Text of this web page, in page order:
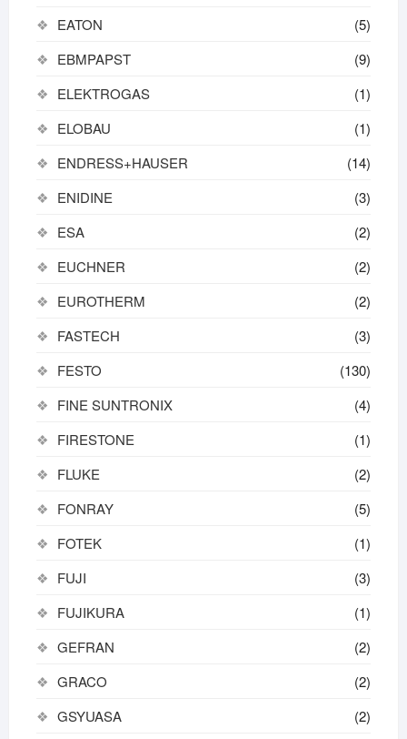
EATON
(5)
EBMPAPST
(9)
ELEKTROGAS
(1)
ELOBAU
(1)
ENDRESS+HAUSER
(14)
ENIDINE
(3)
ESA
(2)
EUCHNER
(2)
EUROTHERM
(2)
FASTECH
(3)
FESTO
(130)
FINE SUNTRONIX
(4)
FIRESTONE
(1)
FLUKE
(2)
FONRAY
(5)
FOTEK
(1)
FUJI
(3)
FUJIKURA
(1)
GEFRAN
(2)
GRACO
(2)
GSYUASA
(2)